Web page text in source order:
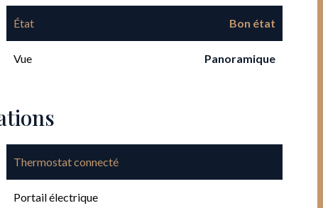
État Bon état
Vue Panoramique
Thermostat connecté
Portail électrique